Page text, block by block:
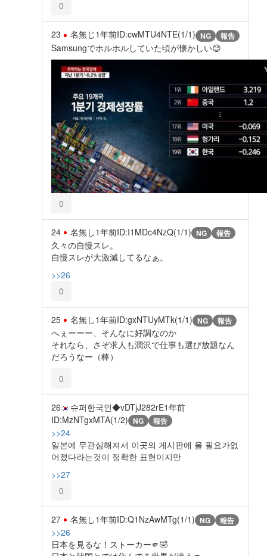
0
23 名無じ1年前ID:cwMTU4NTE(1/1) NG 報告
Samsungでホルホルしていた頃が懐かしい😊
0
24 名無し1年前ID:I1MDc4NzQ(1/1) NG 報告
久々の自慢スレ。
自慢スレが大激減してるなぁ。
>>26
0
25 名無し1年前ID:gxNTUyMTk(1/1) NG 報告
へぇーーー、そんなに好調なのか
それなら、さぞ求人も潤沢で仕事も選び放題なん
だろうなー（棒）
0
26 슈퍼한국인◆vDTjJ282rE1年前
ID:MzNTgxMTA(1/2) NG 報告
>>24
일본에 무관심해져서 이곳의 게시판에 올 필요가없
어졌다라는것이 정확한 표현이지만
>>27
0
27 名無し1年前ID:Q1NzAwMTg(1/1) NG 報告
>>26
日本を見るな！ストーカー🫵🤣